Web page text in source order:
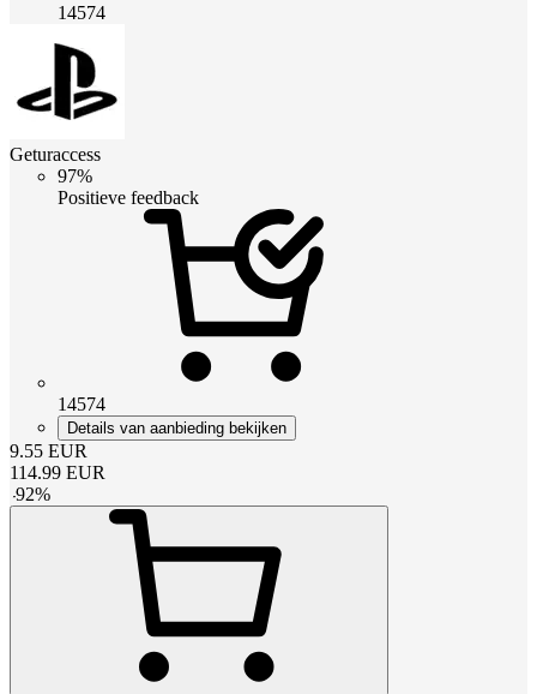
14574
Geturaccess
97%
Positieve feedback
14574
Details van aanbieding bekijken
9.55 EUR
114.99 EUR
-92%